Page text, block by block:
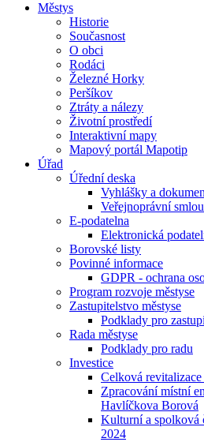
Městys
Historie
Současnost
O obci
Rodáci
Železné Horky
Peršíkov
Ztráty a nálezy
Životní prostředí
Interaktivní mapy
Mapový portál Mapotip
Úřad
Úřední deska
Vyhlášky a
Veřejnoprávní
E-podatelna
Elektronická
Borovské listy
Povinné informace
GDPR - ochrana
Program rozvoje městyse
Zastupitelstvo městyse
Podklady pro
Rada městyse
Podklady pro radu
Investice
Celková
Zpracování místní
Havlíčkova Borová
Kulturní a spolková
2024